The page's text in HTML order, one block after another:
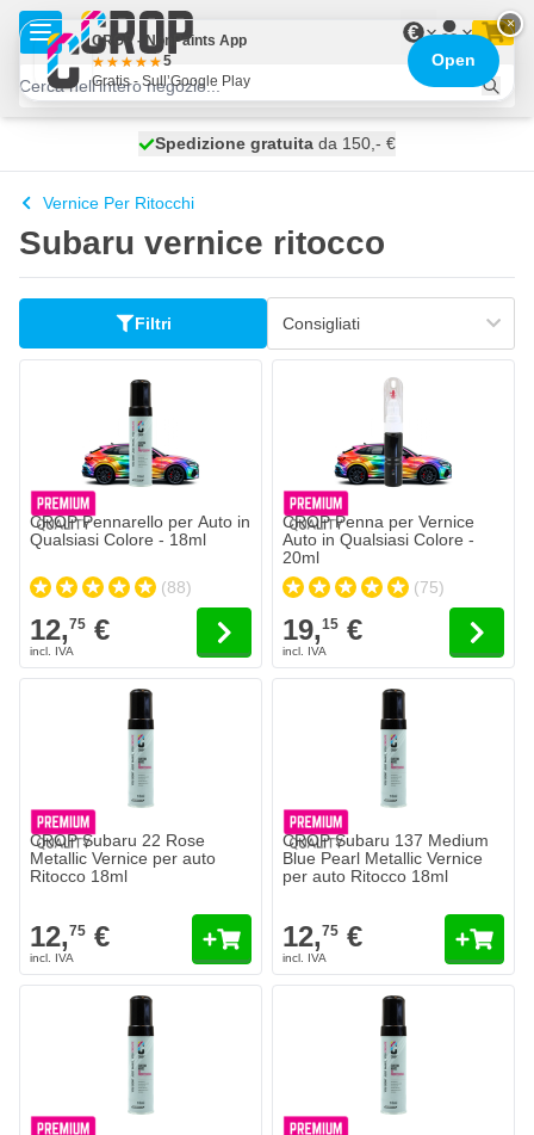
Salta al contenuto
€
spedito oggi
Spedizione gratuita da 150,- €
100 giorni
Vernice Per Ritocchi
Subaru vernice ritocco
Filtri
CROP Pennarello per Auto in
Qualsiasi Colore - 18ml
(88)
12,75 €
CROP Penna per Vernice
Auto in Qualsiasi Colore -
20ml
(75)
19,15 €
CROP Subaru 22 Rose
Metallic Vernice per auto
Ritocco 18ml
12,75 €
CROP Subaru 137 Medium
Blue Pearl Metallic Vernice
per auto Ritocco 18ml
12,75 €
×
CROP - NonPaints App
5
Gratis - Sull’Google Play
Open